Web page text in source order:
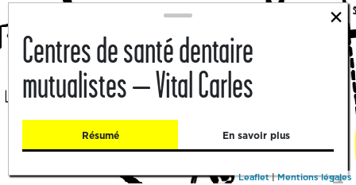
×
Centres de santé dentaire
mutualistes – Vital Carles
Résumé En savoir plus
Leaflet|Mentions légales